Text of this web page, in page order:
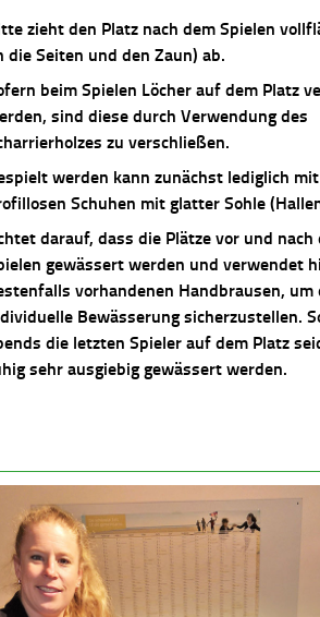
zieht den Platz nach dem Spielen
die Seiten und den Zaun) ab.
beim Spielen Löcher auf dem Platz
sind diese durch Verwendung des
zu verschließen.
werden kann zunächst lediglich mit
Schuhen mit glatter Sohle
darauf, dass die Plätze vor und nach
gewässert werden und verwendet
vorhandenen Handbrausen, um
Bewässerung sicherzustellen.
die letzten Spieler auf dem Platz
sehr ausgiebig gewässert werden.